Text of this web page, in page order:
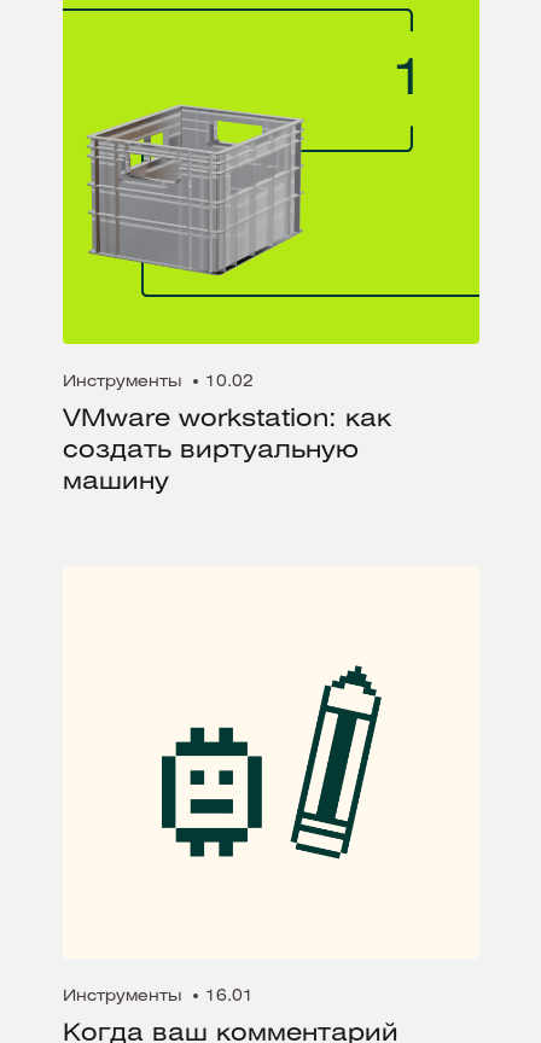
Инструменты 10.02
VMware workstation: как
создать виртуальную
машину
Инструменты 16.01
Когда ваш комментарий